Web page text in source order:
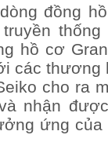
đồng
hồ cơ
các thương
cho ra
nhận
ứng của